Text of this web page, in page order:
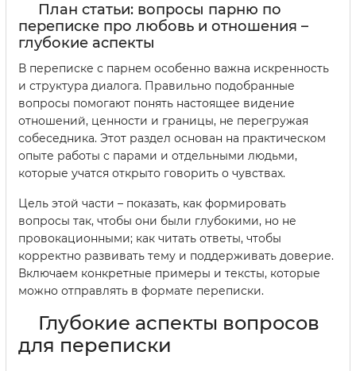
План статьи: вопросы парню по
переписке про любовь и отношения –
глубокие аспекты
В переписке с парнем особенно важна искренность
и структура диалога. Правильно подобранные
вопросы помогают понять настоящее видение
отношений, ценности и границы, не перегружая
собеседника. Этот раздел основан на практическом
опыте работы с парами и отдельными людьми,
которые учатся открыто говорить о чувствах.
Цель этой части – показать, как формировать
вопросы так, чтобы они были глубокими, но не
провокационными; как читать ответы, чтобы
корректно развивать тему и поддерживать доверие.
Включаем конкретные примеры и тексты, которые
можно отправлять в формате переписки.
Глубокие аспекты вопросов
для переписки